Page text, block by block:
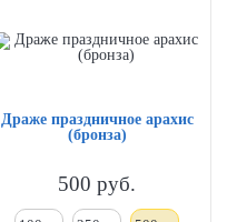
Драже праздничное арахис
(бронза)
500 руб.